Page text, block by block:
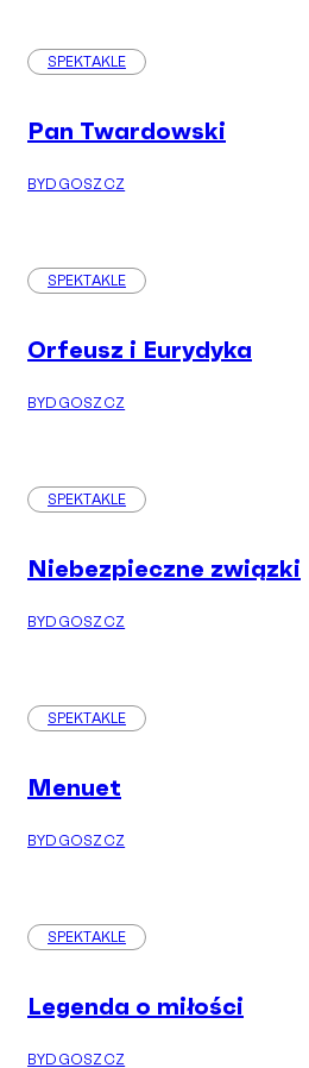
SPEKTAKLE
Pan Twardowski
BYDGOSZCZ
SPEKTAKLE
Orfeusz i Eurydyka
BYDGOSZCZ
SPEKTAKLE
Niebezpieczne związki
BYDGOSZCZ
SPEKTAKLE
Menuet
BYDGOSZCZ
SPEKTAKLE
Legenda o miłości
BYDGOSZCZ